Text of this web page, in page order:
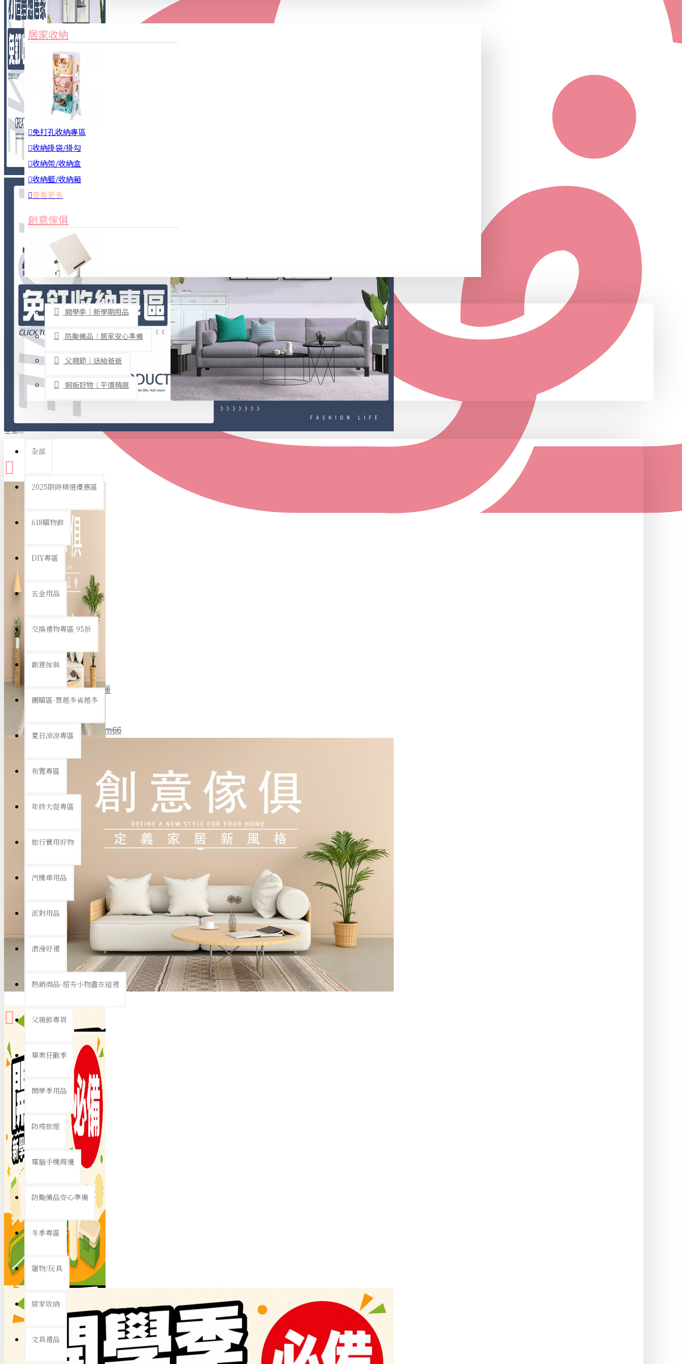
全館限時滿799免運
聯絡我們 ID : @ym66
優惠活動 最新活動
3C周邊
居家安全
居家清潔
查看更多
餐飲廚具
廚房收納
烘焙用具
隨身餐具
查看更多
文具禮品
事務用品
文具收納
書寫用品
衛浴用品
個人衛浴用品
浴室置物/收納
旅行收納
汽機車用品
查看更多
置物架/收納櫃
銅板精選
19元專區
39元專區
節慶熱賣
春節/新年
家俱&收納
居家收納
免打孔收納專區
收納掛袋/掛勾
收納架/收納盒
收納籃/收納箱
查看更多
創意傢俱
桌子/椅子
置物架/收納櫃
其他
免打孔收納專區
限時促銷
開學季｜新學期用品
防颱備品｜居家安心準備
父親節｜送給爸爸
銅板好物｜平價精選
全部
全部
2025限時精選優惠區
618購物節
DIY專區
五金用品
交換禮物專區 95折
創意傢俱
團購區-買越多省越多
夏日涼涼專區
布置專區
年終大促專區
旅行實用好物
汽機車用品
派對用品
浪漫好禮
熱銷商品-超夯小物盡在這裡
父親節專頁
畢業狂歡季
開學季用品
防疫旅遊
電腦手機周邊
防颱備品安心準備
冬季專區
寵物/玩具
居家收納
文具禮品